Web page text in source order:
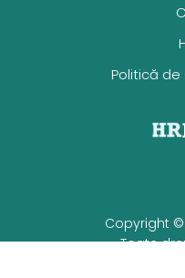
Politică
Copyright ©
Toate